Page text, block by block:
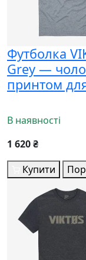
Футболка
Grey —
принтом
В наявності
1 620 ₴
Купити